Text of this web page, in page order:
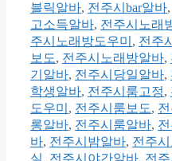
블릭알바, 전주시bar알바,
고소득알바, 전주시노래
주시노래방도우미 , 전주
보도, 전주시노래방알바,
기알바, 전주시당일알바,
학생알바, 전주시룸고정,
도우미 , 전주시룸보도,
롱알바, 전주시룸알바,
바, 전주시밤알바, 전주